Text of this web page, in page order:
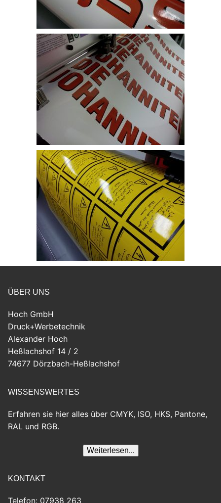
ÜBER UNS
Hoch GmbH
Druck+Werbetechnik
Alexander Hoch
Heßlachshof 14 / 2
74677 Dörzbach-Heßlachshof
WISSENSWERTES
Erfahren sie hier alles über CMYK, ISO, HKS, Pantone,
RAL und RGB.
KONTAKT
Telefon: 07938 263